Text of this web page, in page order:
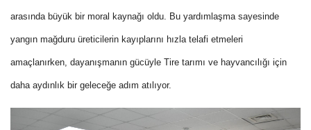
arasında büyük bir moral kaynağı oldu. Bu yardımlaşma sayesinde
yangın mağduru üreticilerin kayıplarını hızla telafi etmeleri
amaçlanırken, dayanışmanın gücüyle Tire tarımı ve hayvancılığı için
daha aydınlık bir geleceğe adım atılıyor.